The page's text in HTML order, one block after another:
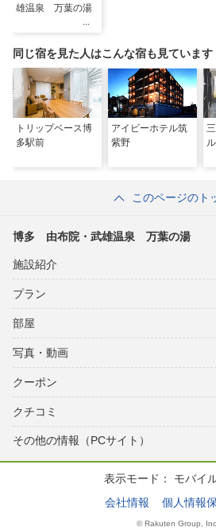
雄温泉 万葉の湯
同じ宿を見た人はこんな宿も見ています
トリップベース博
多駅前
アイビーホテル筑
紫野
このページのト
博多 由布院・武雄温泉 万葉の湯
施設紹介
プラン
部屋
写真・動画
クーポン
クチコミ
その他の情報（PCサイト）
表示モード： モバイ
会社情報
個人情報
© Rakuten Group, Inc.